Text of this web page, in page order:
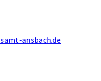
ansbach.de